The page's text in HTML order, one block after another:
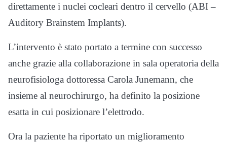
direttamente i nuclei cocleari dentro il cervello (ABI –
Auditory Brainstem Implants).
L’intervento è stato portato a termine con successo
anche grazie alla collaborazione in sala operatoria della
neurofisiologa dottoressa Carola Junemann, che
insieme al neurochirurgo, ha definito la posizione
esatta in cui posizionare l’elettrodo.
Ora la paziente ha riportato un miglioramento